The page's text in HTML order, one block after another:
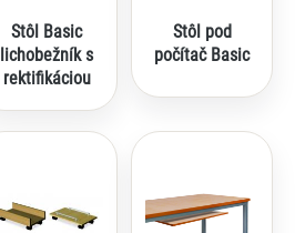
Stôl Basic
lichobežník s
rektifikáciou
Stôl pod
počítač Basic